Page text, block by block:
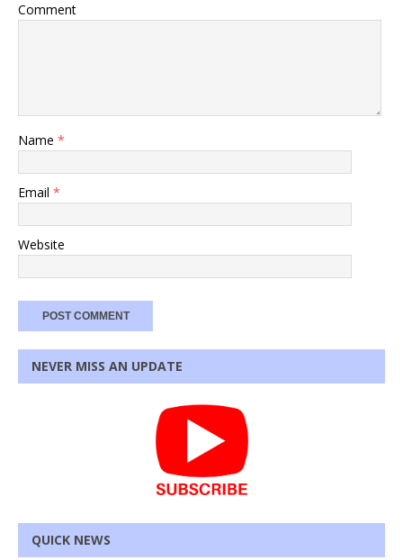
Comment
Name *
Email *
Website
NEVER MISS AN UPDATE
QUICK NEWS